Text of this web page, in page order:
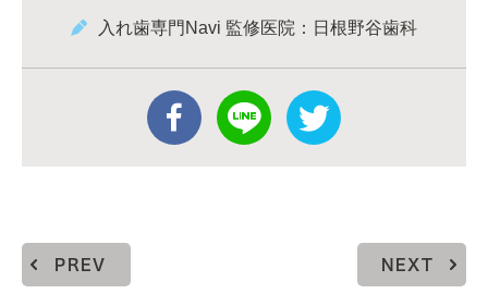
入れ歯専門Navi 監修医院：日根野谷歯科
PREV NEXT